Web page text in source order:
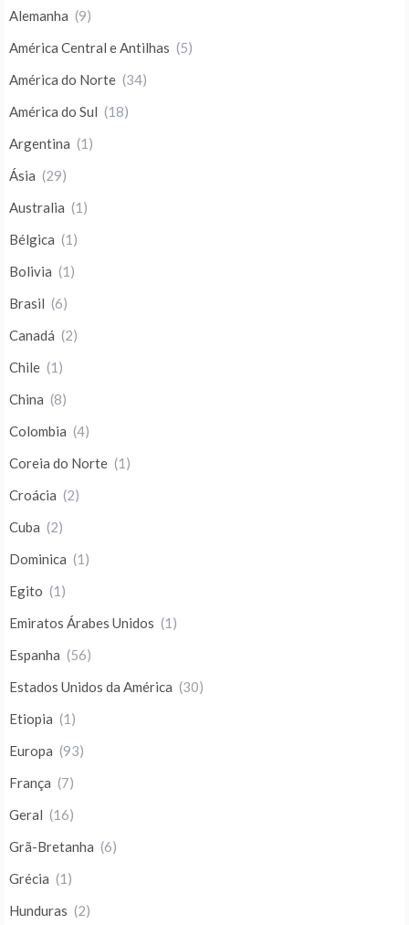
Alemanha (9)
América Central e Antilhas (5)
América do Norte (34)
América do Sul (18)
Argentina (1)
Ásia (29)
Australia (1)
Bélgica (1)
Bolivia (1)
Brasil (6)
Canadá (2)
Chile (1)
China (8)
Colombia (4)
Coreia do Norte (1)
Croácia (2)
Cuba (2)
Dominica (1)
Egito (1)
Emiratos Árabes Unidos (1)
Espanha (56)
Estados Unidos da América (30)
Etiopia (1)
Europa (93)
França (7)
Geral (16)
Grã-Bretanha (6)
Grécia (1)
Hunduras (2)